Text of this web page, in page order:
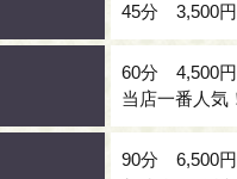
45分 3,500円
60分 4,500円
当店一番人気
90分 6,500円